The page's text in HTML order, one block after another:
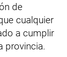
de
cualquier
a cumplir
provincia.